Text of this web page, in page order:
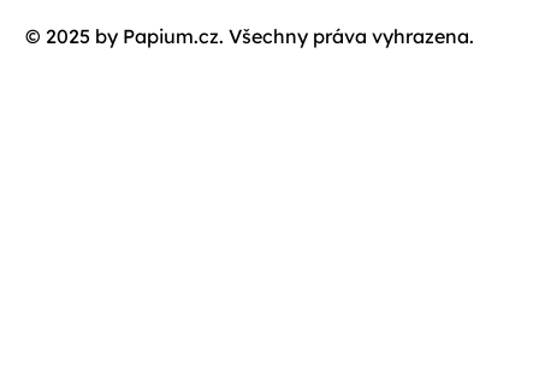
© 2025 by Papium.cz. Všechny práva vyhrazena.